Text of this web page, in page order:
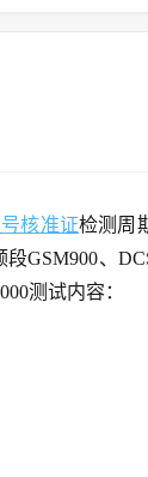
核准证检测周
GSM900、
测试内容：